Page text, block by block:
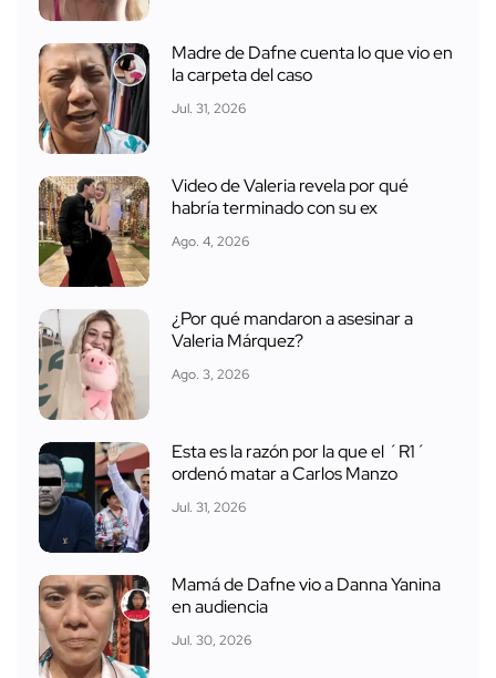
Madre de Dafne cuenta lo que vio en
la carpeta del caso
Jul. 31, 2026
Video de Valeria revela por qué
habría terminado con su ex
Ago. 4, 2026
¿Por qué mandaron a asesinar a
Valeria Márquez?
Ago. 3, 2026
Esta es la razón por la que el ´R1´
ordenó matar a Carlos Manzo
Jul. 31, 2026
Mamá de Dafne vio a Danna Yanina
en audiencia
Jul. 30, 2026